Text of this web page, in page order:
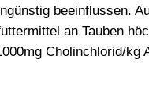
beeinflussen.
an Tauben
Cholinchlorid/kg